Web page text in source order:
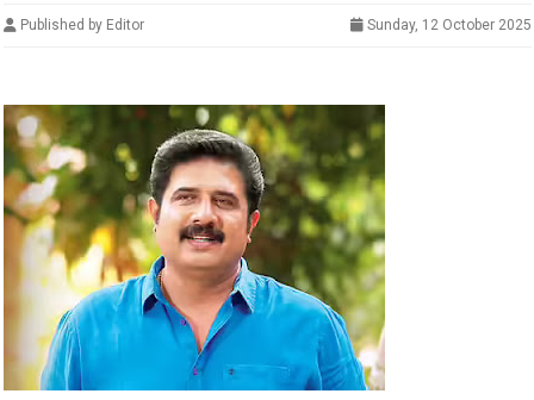
Published by Editor Sunday, 12 October 2025